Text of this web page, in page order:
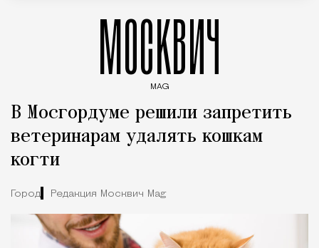
МОСКВИЧ
MAG
В Мосгордуме решили запретить
ветеринарам удалять кошкам
когти
Город Редакция Москвич Mag